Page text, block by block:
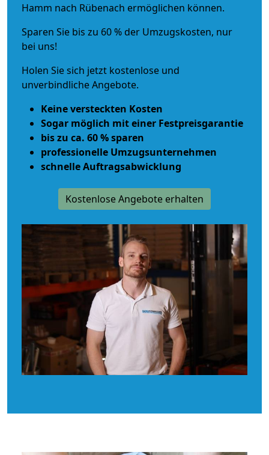
Hamm nach Rübenach ermöglichen können.
Sparen Sie bis zu 60 % der Umzugskosten, nur
bei uns!
Holen Sie sich jetzt kostenlose und
unverbindliche Angebote.
Keine versteckten Kosten
Sogar möglich mit einer Festpreisgarantie
bis zu ca. 60 % sparen
professionelle Umzugsunternehmen
schnelle Auftragsabwicklung
Kostenlose Angebote erhalten